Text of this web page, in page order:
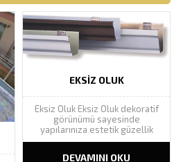
EKSIZ OLUK
Eksiz Oluk Eksiz Oluk dekoratif
görünümü sayesinde
yapılarınıza estetik güzellik
katarak yapı bütünlüğünü
DEVAMINI OKU